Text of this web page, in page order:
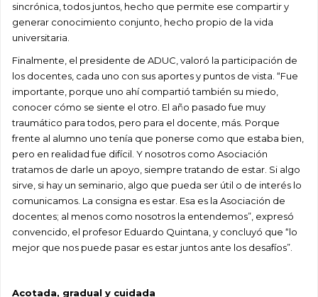
sincrónica, todos juntos, hecho que permite ese compartir y
generar conocimiento conjunto, hecho propio de la vida
universitaria.
Finalmente, el presidente de ADUC, valoró la participación de
los docentes, cada uno con sus aportes y puntos de vista. “Fue
importante, porque uno ahí compartió también su miedo,
conocer cómo se siente el otro. El año pasado fue muy
traumático para todos, pero para el docente, más. Porque
frente al alumno uno tenía que ponerse como que estaba bien,
pero en realidad fue difícil. Y nosotros como Asociación
tratamos de darle un apoyo, siempre tratando de estar. Si algo
sirve, si hay un seminario, algo que pueda ser útil o de interés lo
comunicamos. La consigna es estar. Esa es la Asociación de
docentes; al menos como nosotros la entendemos”, expresó
convencido, el profesor Eduardo Quintana, y concluyó que “lo
mejor que nos puede pasar es estar juntos ante los desafíos”.
Acotada, gradual y cuidada